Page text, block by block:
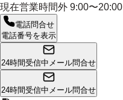
現在営業時間外 9:00〜20:00
電話問合せ
電話番号を表示
24時間受信中 メール問合せ
24時間受信中 メール問合せ